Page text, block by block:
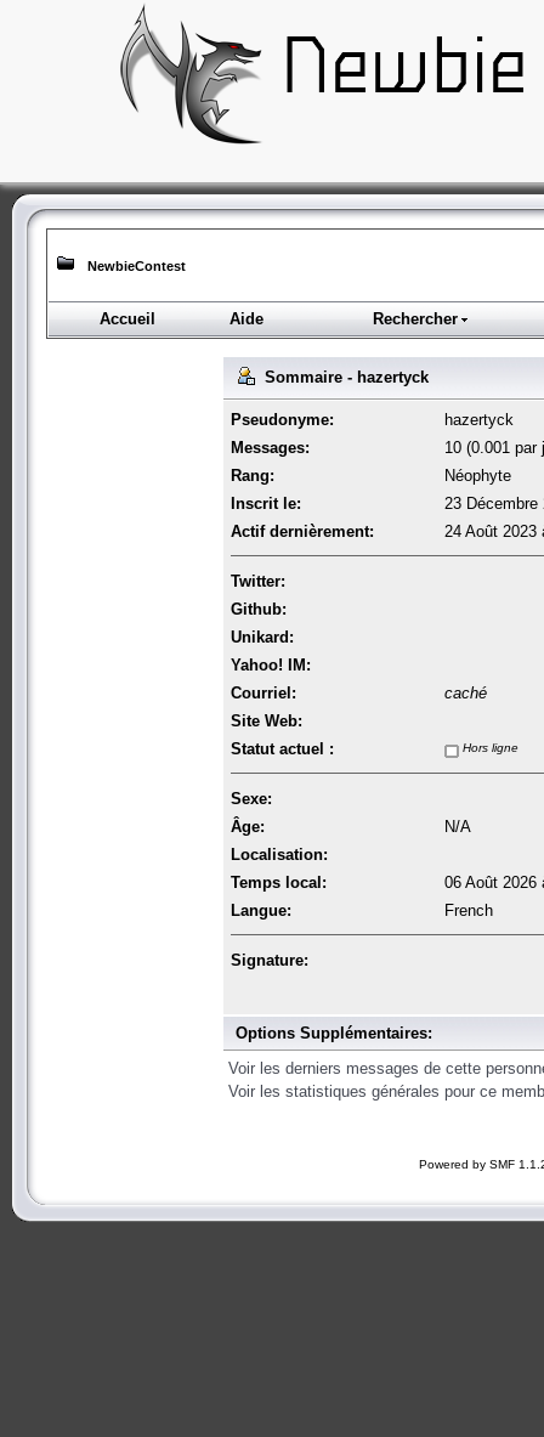
NewbieContest
Accueil Aide Rechercher
Sommaire - hazertyck
Pseudonyme:
hazertyck
Messages:
10 (0.001 par
Rang:
Néophyte
Inscrit le:
23 Décembre
Actif dernièrement:
24 Août 2023
Twitter:
Github:
Unikard:
Yahoo! IM:
Courriel:
caché
Site Web:
Statut actuel :
Hors ligne
Sexe:
Âge:
N/A
Localisation:
Temps local:
06 Août 2026
Langue:
French
Signature:
Options Supplémentaires:
Voir les derniers messages de cette
Voir les statistiques générales pour ce
Powered by SMF